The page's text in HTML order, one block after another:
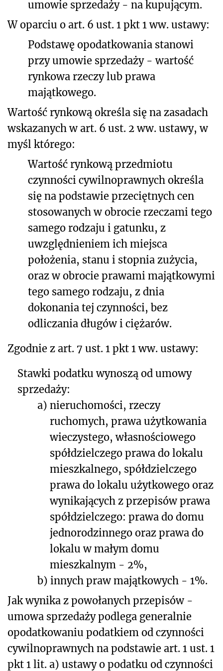
umowie sprzedaży - na kupującym.
W oparciu o art. 6 ust. 1 pkt 1 ww. ustawy:
Podstawę opodatkowania stanowi
przy umowie sprzedaży - wartość
rynkowa rzeczy lub prawa
majątkowego.
Wartość rynkową określa się na zasadach
wskazanych w art. 6 ust. 2 ww. ustawy, w
myśl którego:
Wartość rynkową przedmiotu
czynności cywilnoprawnych określa
się na podstawie przeciętnych cen
stosowanych w obrocie rzeczami tego
samego rodzaju i gatunku, z
uwzględnieniem ich miejsca
położenia, stanu i stopnia zużycia,
oraz w obrocie prawami majątkowymi
tego samego rodzaju, z dnia
dokonania tej czynności, bez
odliczania długów i ciężarów.
Zgodnie z art. 7 ust. 1 pkt 1 ww. ustawy:
Stawki podatku wynoszą od umowy
sprzedaży:
a) nieruchomości, rzeczy
ruchomych, prawa użytkowania
wieczystego, własnościowego
spółdzielczego prawa do lokalu
mieszkalnego, spółdzielczego
prawa do lokalu użytkowego oraz
wynikających z przepisów prawa
spółdzielczego: prawa do domu
jednorodzinnego oraz prawa do
lokalu w małym domu
mieszkalnym - 2%,
b) innych praw majątkowych - 1%.
Jak wynika z powołanych przepisów -
umowa sprzedaży podlega generalnie
opodatkowaniu podatkiem od czynności
cywilnoprawnych na podstawie art. 1 ust. 1
pkt 1 lit. a) ustawy o podatku od czynności